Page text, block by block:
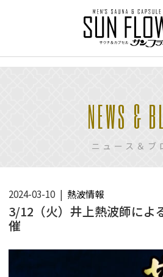
トップページ
カプセル ホテル
SAUNA サウナ
PRICE 料金
NEWS &
ニュース＆ブ
2024-03-10 熱波情報
3/12（火）井上熱波師によ
催